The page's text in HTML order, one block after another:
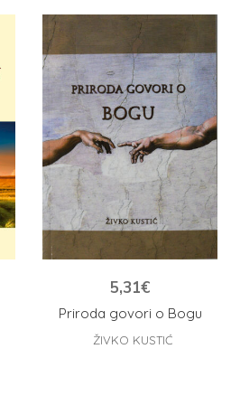
Priroda govori o Bogu
5,31€
ŽIVKO KUSTIĆ